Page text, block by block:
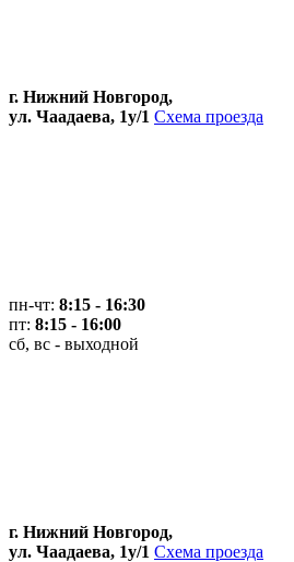
г. Нижний Новгород,
ул. Чаадаева, 1у/1 Схема проезда
пн-чт: 8:15 - 16:30
пт: 8:15 - 16:00
сб, вс - выходной
г. Нижний Новгород,
ул. Чаадаева, 1у/1 Схема проезда